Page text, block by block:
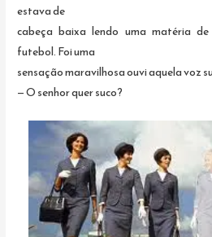
estava de
cabeça baixa lendo uma matéria
futebol. Foi uma
sensação maravilhosa ouvi aquela voz
— O senhor quer suco?